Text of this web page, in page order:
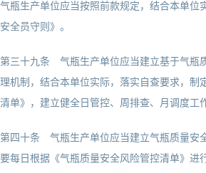
气瓶生产单位应当按照前款规定，结合本单位
安全员守则》。
第三十九条 气瓶生产单位应当建立基于气瓶
理机制，结合本单位实际，落实自查要求，制
清单》，建立健全日管控、周排查、月调度工
第四十条 气瓶生产单位应当建立气瓶质量安
要每日根据《气瓶质量安全风险管控清单》进